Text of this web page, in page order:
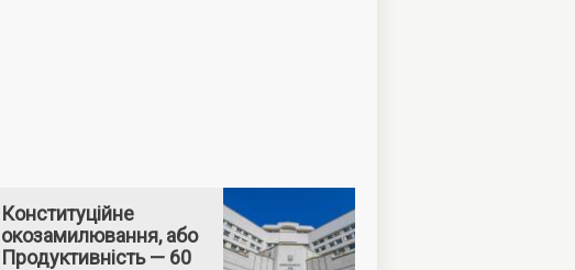
Конституційне
окозамилювання, або
Продуктивність — 60